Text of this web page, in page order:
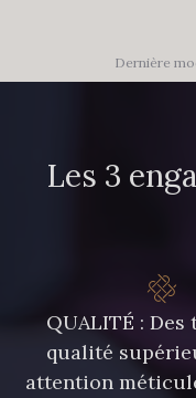
Dernière
Les 3
QUALITÉ : Des
qualité
attention